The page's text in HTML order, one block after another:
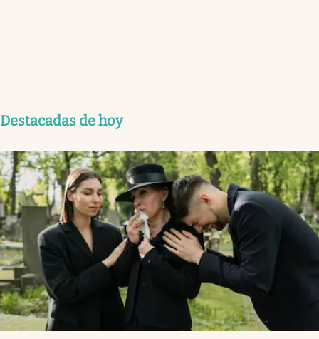
Destacadas de hoy